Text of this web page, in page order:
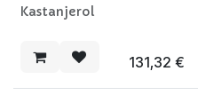
Kastanjerol
131,32 €